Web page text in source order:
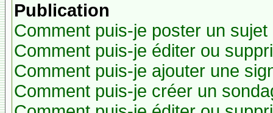
Publication
Comment puis-je poster un
Comment puis-je éditer ou
Comment puis-je ajouter une
Comment puis-je créer un